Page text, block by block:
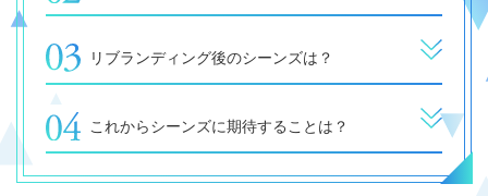
リブランディング後のシーンズは？
これからシーンズに期待することは？